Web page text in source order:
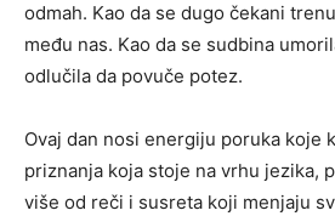
odmah. Kao da se dugo čekani
među nas. Kao da se sudbina
odlučila da povuče potez.
Ovaj dan nosi energiju poruka koje
priznanja koja stoje na vrhu jezika,
više od reči i susreta koji menjaju